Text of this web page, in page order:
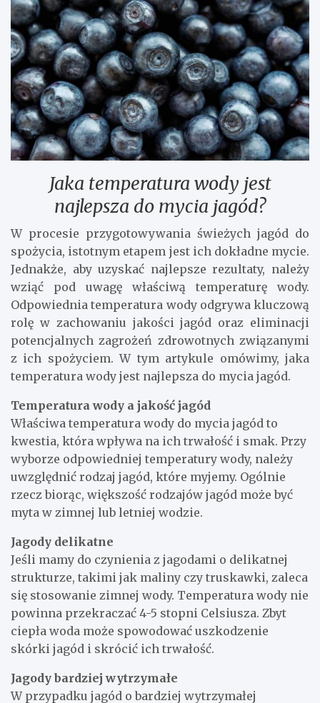
Jaka temperatura wody jest
najlepsza do mycia jagód?
W procesie przygotowywania świeżych jagód do
spożycia, istotnym etapem jest ich dokładne mycie.
Jednakże, aby uzyskać najlepsze rezultaty, należy
wziąć pod uwagę właściwą temperaturę wody.
Odpowiednia temperatura wody odgrywa kluczową
rolę w zachowaniu jakości jagód oraz eliminacji
potencjalnych zagrożeń zdrowotnych związanymi
z ich spożyciem. W tym artykule omówimy, jaka
temperatura wody jest najlepsza do mycia jagód.
Temperatura wody a jakość jagód
Właściwa temperatura wody do mycia jagód to
kwestia, która wpływa na ich trwałość i smak. Przy
wyborze odpowiedniej temperatury wody, należy
uwzględnić rodzaj jagód, które myjemy. Ogólnie
rzecz biorąc, większość rodzajów jagód może być
myta w zimnej lub letniej wodzie.
Jagody delikatne
Jeśli mamy do czynienia z jagodami o delikatnej
strukturze, takimi jak maliny czy truskawki, zaleca
się stosowanie zimnej wody. Temperatura wody nie
powinna przekraczać 4-5 stopni Celsiusza. Zbyt
ciepła woda może spowodować uszkodzenie
skórki jagód i skrócić ich trwałość.
Jagody bardziej wytrzymałe
W przypadku jagód o bardziej wytrzymałej